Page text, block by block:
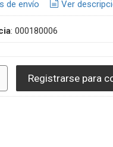
de envío Ver
: 000180006
Registrarse para